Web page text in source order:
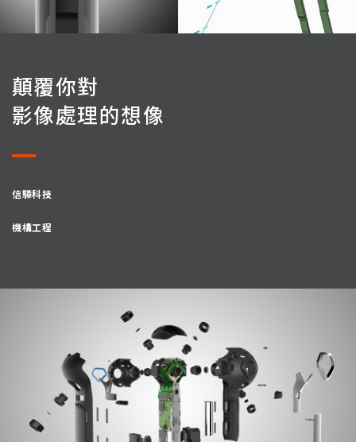
顛覆你對
影像處理的想像
信驊科技
機構工程